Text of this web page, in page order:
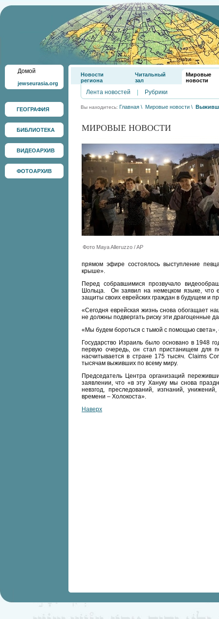
Домой
jewseurasia.org
ГЕОГРАФИЯ
БИБЛИОТЕКА
ВИДЕОАРХИВ
ФОТОАРХИВ
Новости
региона
Читальный
зал
Мировые
новости
Лента новостей Рубрики
Вы находитесь: Главная \ Мировые новости \
МИРОВЫЕ НОВОСТИ
Фото Maya Alleruzzo / AP
прямом эфире состоялось выступление
крыше».
Перед собравшимися прозвучало
Шольца. Он заявил на немецком языке, что
защиты своих еврейских граждан в будущем и
«Сегодня еврейская жизнь снова обогащает
не должны подвергать риску эти драгоценные
«Мы будем бороться с тьмой с помощью
Государство Израиль было основано в 1948
первую очередь, он стал пристанищем для
насчитывается в стране 175 тысяч. Claims
тысячам выживших по всему миру.
Председатель Центра организаций
заявлении, что «в эту Хануку мы снова
невзгод, преследований, изгнаний,
времени – Холокоста».
Наверх